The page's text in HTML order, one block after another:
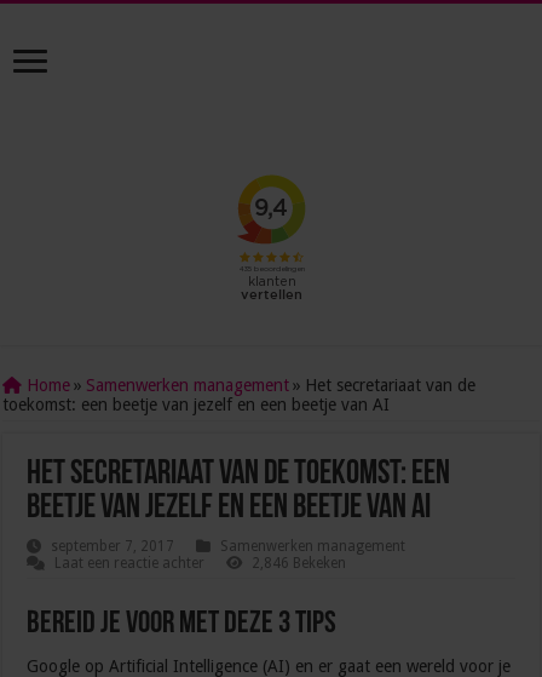
Home » Samenwerken management » Het secretariaat van de
toekomst: een beetje van jezelf en een beetje van AI
Het secretariaat van de toekomst: een
beetje van jezelf en een beetje van AI
september 7, 2017
Samenwerken management
Laat een reactie achter
2,846 Bekeken
Bereid je voor met deze 3 tips
Google op Artificial Intelligence (AI) en er gaat een wereld voor je